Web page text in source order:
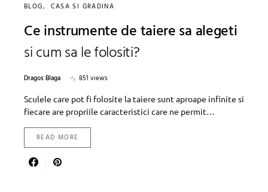
BLOG CASA SI GRADINA
Ce instrumente de taiere sa alegeti
si cum sa le folositi?
Dragos Blaga
851 views
Sculele care pot fi folosite la taiere sunt aproape infinite si
fiecare are propriile caracteristici care ne permit…
READ MORE